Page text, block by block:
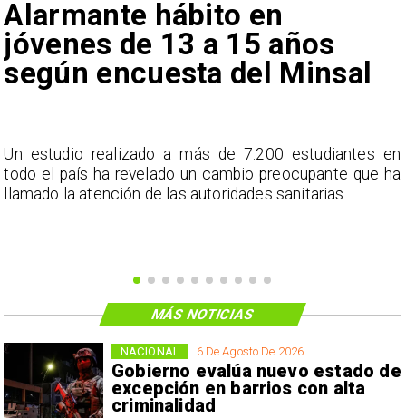
Alarmante hábito en
jóvenes de 13 a 15 años
según encuesta del Minsal
Un estudio realizado a más de 7.200 estudiantes en
todo el país ha revelado un cambio preocupante que ha
llamado la atención de las autoridades sanitarias.
6 De Agosto De 2026
Gobierno evalúa nuevo estado de
excepción en barrios con alta
criminalidad
NACIONAL
MÁS NOTICIAS